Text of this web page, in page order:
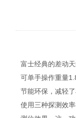
富士经典的差动
可单手操作重量
节能环保，减轻
使用三种探测效